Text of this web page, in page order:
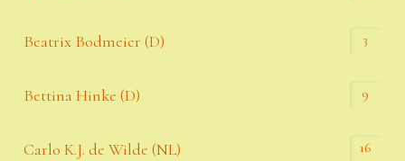
Beatrix Bodmeier (D) 3
Bettina Hinke (D) 9
Carlo K.J. de Wilde (NL) 16